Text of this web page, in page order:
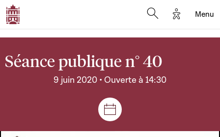
Options
Menu
Séance publique n° 40
9 juin 2020 • Ouverte à 14:30
Séances et réunions